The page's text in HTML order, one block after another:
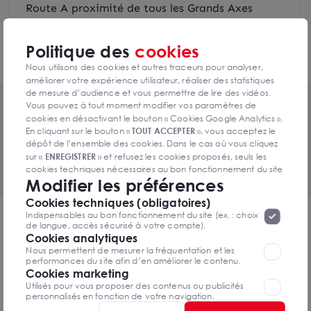
Route A proximité de tous les Grands Axes
VLille Station V'Lille à proximité
Toutes les surfaces disponibles
2 lots de 550m² à 1100m² disponibles
Voir le tableau complet
DPE & GES
Diagnostic de performance énergétique
Politique des cookies
Nous utilisons des cookies et autres traceurs pour analyser,
améliorer votre expérience utilisateur, réaliser des statistiques
de mesure d’audience et vous permettre de lire des vidéos.
Vous pouvez à tout moment modifier vos paramètres de
cookies en désactivant le bouton « Cookies Google Analytics ».
En cliquant sur le bouton «TOUT ACCEPTER», vous acceptez le
dépôt de l’ensemble des cookies. Dans le cas où vous cliquez
sur « ENREGISTRER» et refusez les cookies proposés, seuls les
cookies techniques nécessaires au bon fonctionnement du site
seront déposés. Pour plus d’informations, vous pouvez consulter
«Protection des données à caractère
personnel ».Lorsque vous naviguez sur notre site internet, il
peut être amenée à déposer des cookies. Vous avez la
possibilité de désactiver les cookies, ces réglages ne seront
valables que sur le navigateur que vous utilisez actuellement
Modifier les préférences
Cookies techniques (obligatoires)
Indispensables au bon fonctionnement du site (ex. : choix
de langue, accès sécurisé à votre compte).
Cookies analytiques
Nous permettent de mesurer la fréquentation et les
performances du site afin d’en améliorer le contenu.
Cookies marketing
Utilisés pour vous proposer des contenus ou publicités
personnalisés en fonction de votre navigation.